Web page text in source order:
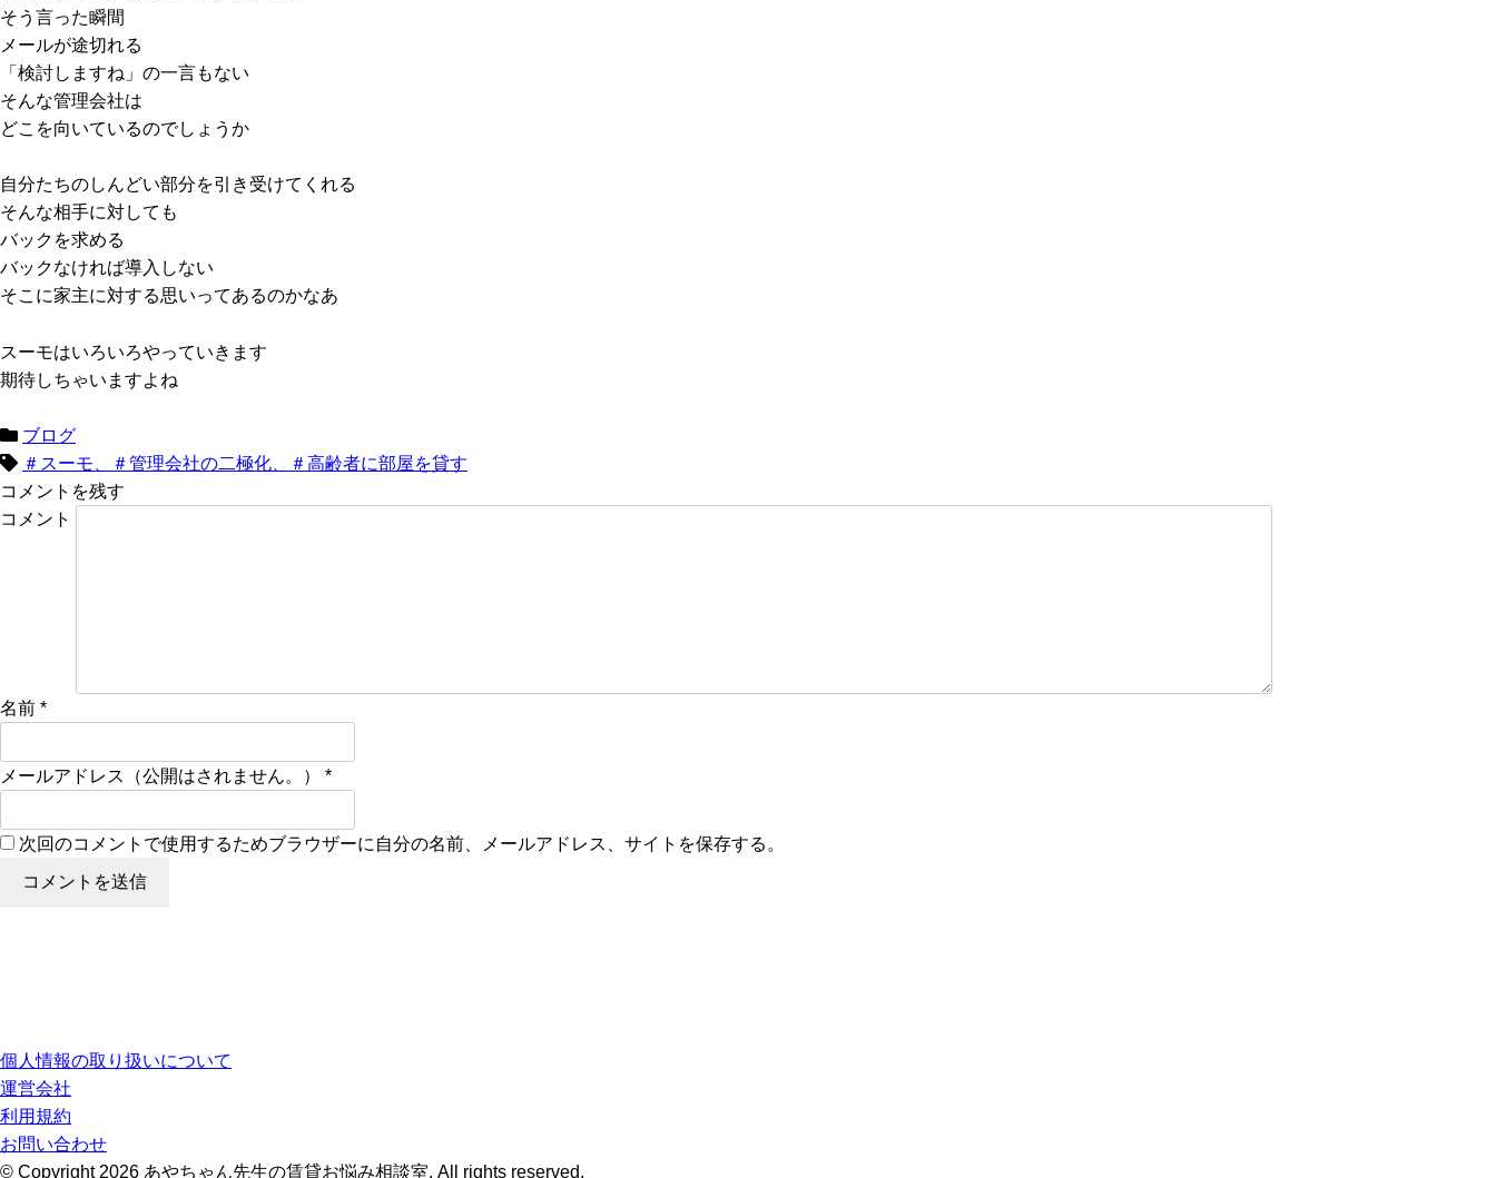
そう言った瞬間
メールが途切れる
「検討しますね」の一言もない
そんな管理会社は
どこを向いているのでしょうか
自分たちのしんどい部分を引き受けてくれる
そんな相手に対しても
バックを求める
バックなければ導入しない
そこに家主に対する思いってあるのかなあ
スーモはいろいろやっていきます
期待しちゃいますよね
ブログ
＃スーモ、＃管理会社の二極化、＃高齢者に部屋を貸す
コメントを残す
コメント
名前 *
メールアドレス（公開はされません。） *
次回のコメントで使用するためブラウザーに自分の名前、メールアドレス、サイトを保存する。
個人情報の取り扱いについて
運営会社
利用規約
お問い合わせ
© Copyright 2026 あやちゃん先生の賃貸お悩み相談室. All rights reserved.